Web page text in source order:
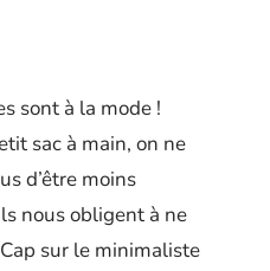
sont à la mode !
sac à main, on ne
d’être moins
nous obligent à ne
sur le minimaliste